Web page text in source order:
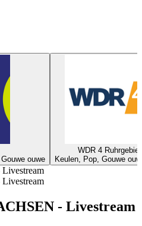
ouwe
WDR 4 Ruhrgebiet
Keulen, Pop, Gouwe
- Livestream